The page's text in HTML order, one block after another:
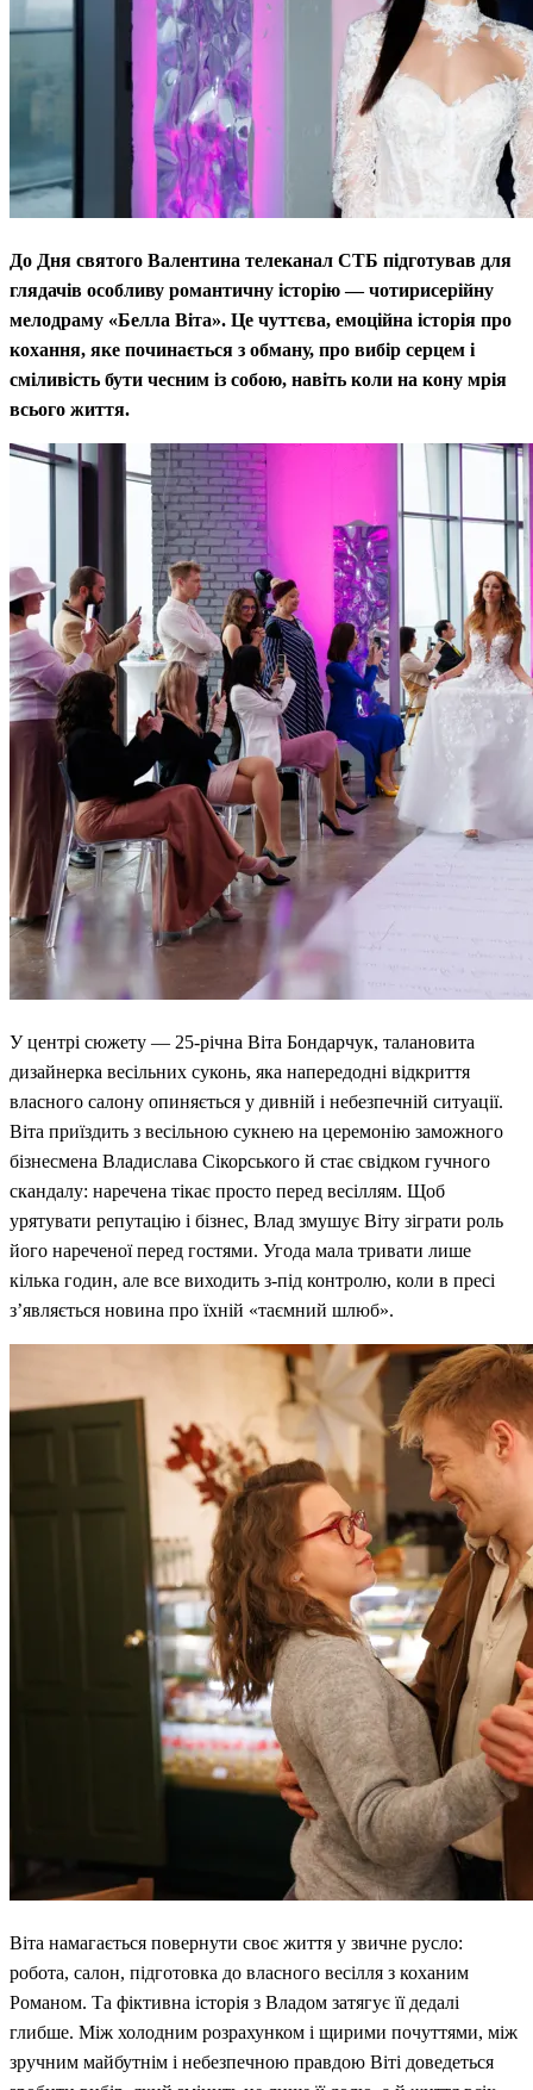
До Дня святого Валентина телеканал СТБ підготував для
глядачів особливу романтичну історію — чотирисерійну
мелодраму «Белла Віта». Це чуттєва, емоційна історія про
кохання, яке починається з обману, про вибір серцем і
сміливість бути чесним із собою, навіть коли на кону мрія
всього життя.
У центрі сюжету — 25-річна Віта Бондарчук, талановита
дизайнерка весільних суконь, яка напередодні відкриття
власного салону опиняється у дивній і небезпечній ситуації.
Віта приїздить з весільною сукнею на церемонію заможного
бізнесмена Владислава Сікорського й стає свідком гучного
скандалу: наречена тікає просто перед весіллям. Щоб
урятувати репутацію і бізнес, Влад змушує Віту зіграти роль
його нареченої перед гостями. Угода мала тривати лише
кілька годин, але все виходить з-під контролю, коли в пресі
з’являється новина про їхній «таємний шлюб».
Віта намагається повернути своє життя у звичне русло:
робота, салон, підготовка до власного весілля з коханим
Романом. Та фіктивна історія з Владом затягує її дедалі
глибше. Між холодним розрахунком і щирими почуттями, між
зручним майбутнім і небезпечною правдою Віті доведеться